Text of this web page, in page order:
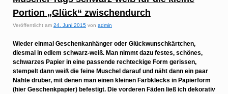
Portion „Glück“ zwischendurch
Veröffentlicht am 24. Juni 2015 von admin
Wieder einmal Geschenkanhänger oder Glückwunschkärtchen,
diesmal in edlem schwarz-weiß. Man nimmt dazu festes, schönes,
schwarzes Papier in eine passende rechteckige Form gerissen,
stempelt dann weiß die feine Muschel darauf und näht dann ein paar
Nähte drüber, mit denen man einen kleinen Farbklecks in Papierform
(hier Geschenkpapier) befestigt. Die vorderen Fäden ließ ich dekorativ